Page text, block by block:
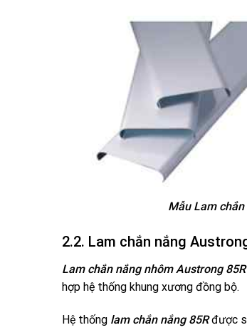
Mẫu Lam
2.2. Lam chắn nắng
Lam chắn nắng nhôm Austrong 85R
hợp hệ thống khung xương đồng bộ.
Hệ thống lam chắn nắng 85Rđược